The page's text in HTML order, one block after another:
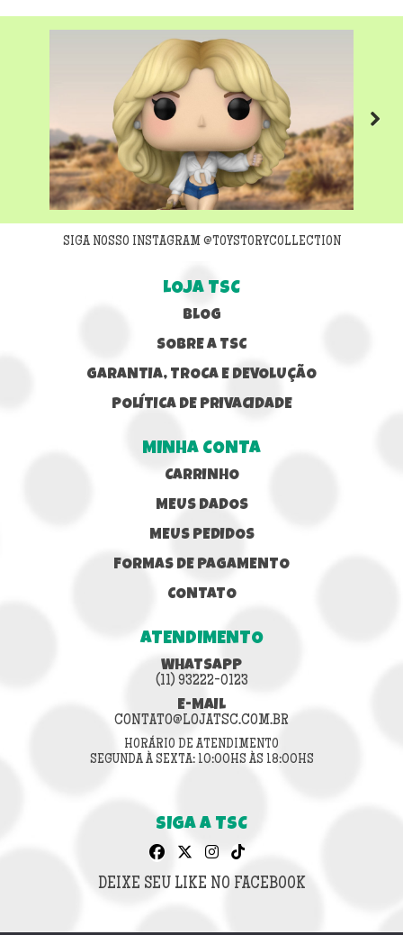
Next
SIGA NOSSO INSTAGRAM @TOYSTORYCOLLECTION
LOJA TSC
BLOG
SOBRE A TSC
GARANTIA, TROCA E DEVOLUÇÃO
POLÍTICA DE PRIVACIDADE
MINHA CONTA
CARRINHO
MEUS DADOS
MEUS PEDIDOS
FORMAS DE PAGAMENTO
CONTATO
ATENDIMENTO
WHATSAPP
(11) 93222-0123
E-MAIL
CONTATO@LOJATSC.COM.BR
HORÁRIO DE ATENDIMENTO
SEGUNDA À SEXTA: 10:00HS ÀS 18:00HS
SIGA A TSC
DEIXE SEU LIKE NO FACEBOOK